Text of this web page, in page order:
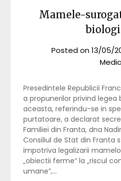
Mamele-
Posted on13/05/
Presedintele Republicii
a propunerilor privind legea
aceasta, referindu-se in
purtatoare, a declarat
Familiei din Franta, dna
Consiliul de Stat din Franta
impotriva legalizarii
„obiectii ferme” la „riscul
umane”,…